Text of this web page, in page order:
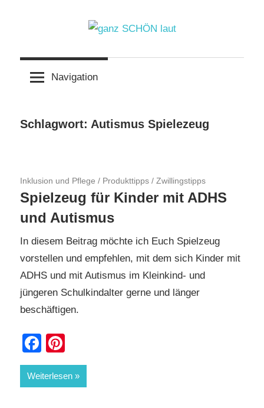
ganz
SCHÖN
laut
Navigation
Schlagwort: Autismus Spielezeug
18. September 2018
Inklusion und Pflege / Produkttipps / Zwillingstipps
Spielzeug für Kinder mit ADHS
und Autismus
In diesem Beitrag möchte ich Euch Spielzeug
vorstellen und empfehlen, mit dem sich Kinder mit
ADHS und mit Autismus im Kleinkind- und
jüngeren Schulkindalter gerne und länger
beschäftigen.
Facebook
Weiterlesen